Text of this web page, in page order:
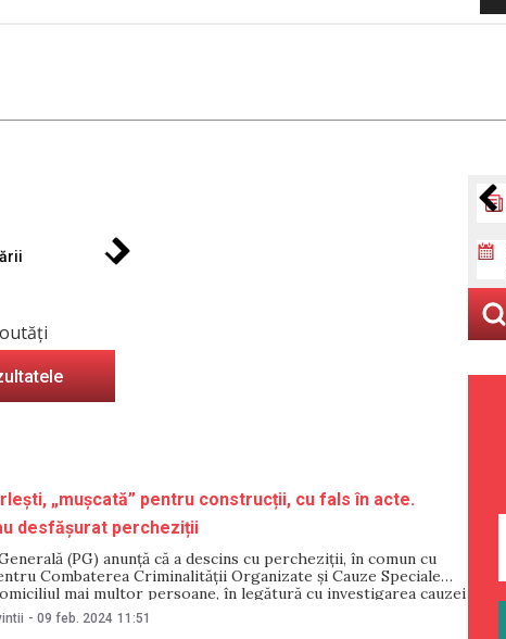
„mușcată” pentru construcții, cu fals în acte.
desfășurat percheziții
(PG) anunță că a descins cu percheziții, în comun cu
Combaterea Criminalității Organizate și Cauze Speciale
mai multor persoane, în legătură cu investigarea cauzei
ilegale amplasate în pădurea Durlești din municipiul
PG, în cadrul urmăririi penale, procurorii
- 09 feb. 2024 11:51